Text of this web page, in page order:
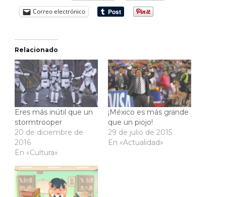
Correo electrónico
Relacionado
Eres más inútil que un
stormtrooper
20 de diciembre de
2016
En «Cultura»
¡México es más grande
que un piojo!
29 de julio de 2015
En «Actualidad»